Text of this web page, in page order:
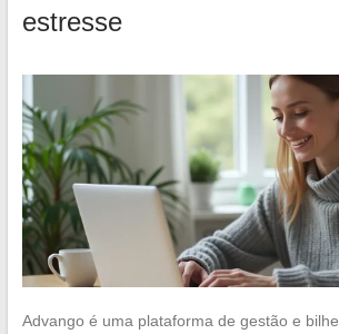
estresse
Advango é uma plataforma de gestão e